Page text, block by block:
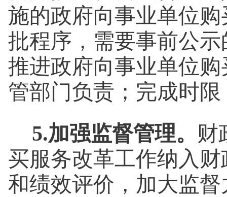
施的政府向事业单位
批程序，需要事前公
推进政府向事业单位
管部门负责；完成时
5.加强监督管理。 财
买服务改革工作纳入
和绩效评价，加大监